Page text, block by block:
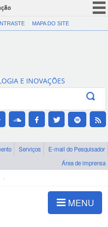
CORONAVÍRUS (COVID-19)
Canais
MAPA DO SITE
E INOVAÇÕES
Serviços
E-mail do Pesquisador
Área de imprensa
MENU